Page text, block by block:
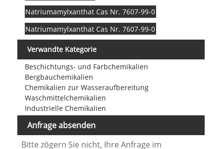
Natriumamylxanthat Cas Nr. 7607-99-0
Natriumamylxanthat Cas Nr. 7607-99-0
Verwandte Kategorie
Beschichtungs- und Farbchemikalien
Bergbauchemikalien
Chemikalien zur Wasseraufbereitung
Waschmittelchemikalien
Industrielle Chemikalien
Anfrage absenden
Bitte zögern Sie nicht, Ihre Anfrage im